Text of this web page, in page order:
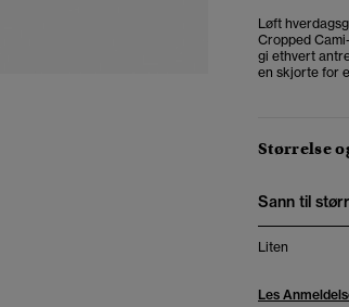
Løft
Cropped
gi ethvert
en skjorte for
Størrelse
Sann til
Liten
Les